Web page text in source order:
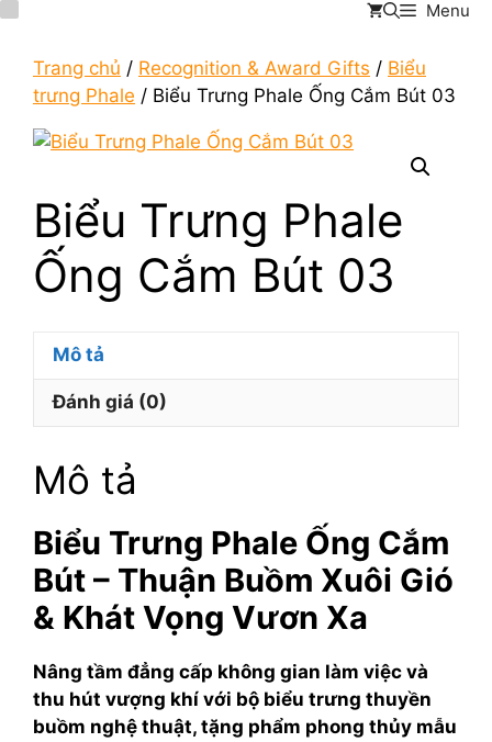
Chuyển
dung
Menu
Trang chủ / Recognition & Award Gifts / Biểu
trưng Phale / Biểu Trưng Phale Ống Cắm Bút 03
Biểu Trưng Phale
Ống Cắm Bút 03
Mô tả
Đánh giá (0)
Mô tả
Biểu Trưng Phale Ống Cắm
Bút – Thuận Buồm Xuôi Gió
& Khát Vọng Vươn Xa
Nâng tầm đẳng cấp không gian làm việc và
thu hút vượng khí với bộ biểu trưng thuyền
buồm nghệ thuật, tặng phẩm phong thủy mẫu